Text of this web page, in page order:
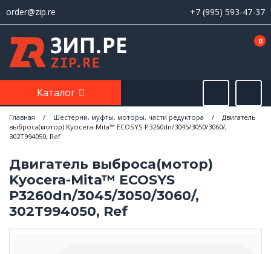
order@zip.re +7 (995) 593-47-37
0
Каталог
Главная / Шестерни, муфты, моторы, части редуктора /
Двигатель
выброса(мотор) Kyocera-Mita™ ECOSYS P3260dn/3045/3050/3060/,
302T994050, Ref
Двигатель выброса(мотор)
Kyocera-Mita™ ECOSYS
P3260dn/3045/3050/3060/,
302T994050, Ref